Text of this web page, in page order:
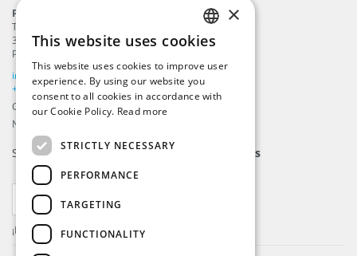
ProFlags B.V.
Tilbury 8
3897 AC,Zeewolde
Países Bajos
info@beachflags.com
+31 (0) 85 401 4648
Cámara de comercio: 92559840
Numéro de IVA: NL866099657B01
Suscríbase a nuestroboletín de noticias
¡Regístrese ya actualizaciones y mucho más.
ENGLISH
DUTCH
GERMAN
×
This website uses cookies
This website uses cookies to improve user
experience. By using our website you
consent to all cookies in accordance with
our Cookie Policy. Read more
STRICTLY NECESSARY
PERFORMANCE
TARGETING
FUNCTIONALITY